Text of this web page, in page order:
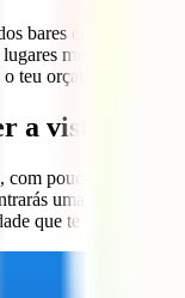
bares em ruínas de
muito
teu orçamento de
a vista do
com pouco mais de
uma fortaleza e
que te deixará